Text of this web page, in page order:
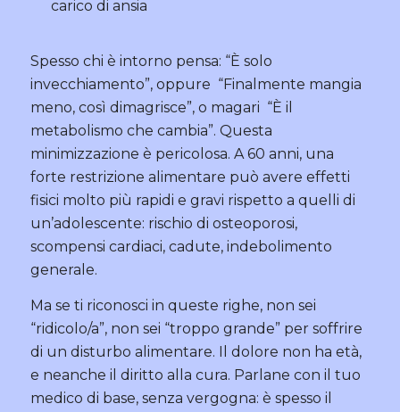
carico di ansia
Spesso chi è intorno pensa: “È solo
invecchiamento”, oppure “Finalmente mangia
meno, così dimagrisce”, o magari “È il
metabolismo che cambia”. Questa
minimizzazione è pericolosa. A 60 anni, una
forte restrizione alimentare può avere effetti
fisici molto più rapidi e gravi rispetto a quelli di
un’adolescente: rischio di osteoporosi,
scompensi cardiaci, cadute, indebolimento
generale.
Ma se ti riconosci in queste righe, non sei
“ridicolo/a”, non sei “troppo grande” per soffrire
di un disturbo alimentare. Il dolore non ha età,
e neanche il diritto alla cura. Parlane con il tuo
medico di base, senza vergogna: è spesso il